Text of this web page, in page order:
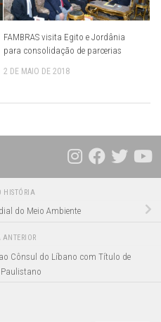
FAMBRAS visita Egito e Jordânia
para consolidação de parcerias
2 DE MAIO DE 2018
HISTÓRIA
do Meio Ambiente
ANTERIOR
Cônsul do Líbano com Título de